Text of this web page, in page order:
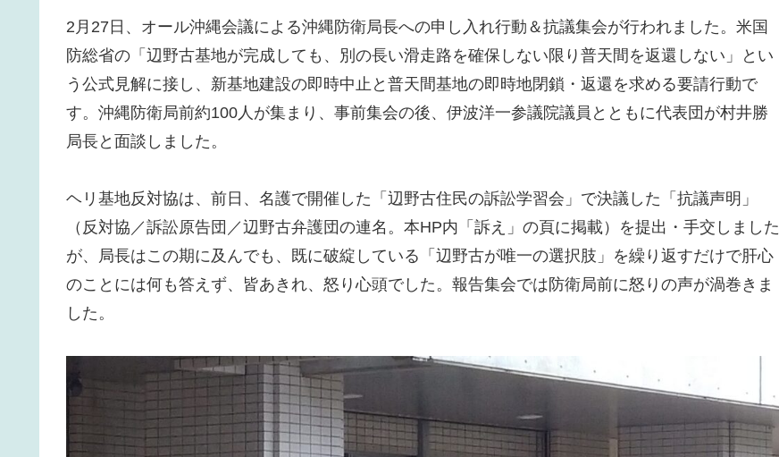
2月27日、オール沖縄会議による沖縄防衛局長への申し入れ行動＆抗議集会が行われました。米国
防総省の「辺野古基地が完成しても、別の長い滑走路を確保しない限り普天間を返還しない」とい
う公式見解に接し、新基地建設の即時中止と普天間基地の即時地閉鎖・返還を求める要請行動で
す。沖縄防衛局前約100人が集まり、事前集会の後、伊波洋一参議院議員とともに代表団が村井勝
局長と面談しました。
ヘリ基地反対協は、前日、名護で開催した「辺野古住民の訴訟学習会」で決議した「抗議声明」
（反対協／訴訟原告団／辺野古弁護団の連名。本HP内「訴え」の頁に掲載）を提出・手交しました
が、局長はこの期に及んでも、既に破綻している「辺野古が唯一の選択肢」を繰り返すだけで肝心
のことには何も答えず、皆あきれ、怒り心頭でした。報告集会では防衛局前に怒りの声が渦巻きま
した。